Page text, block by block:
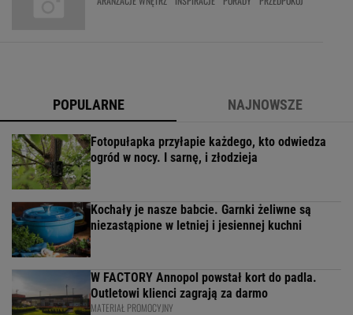
POPULARNE NAJNOWSZE
Fotopułapka przyłapie każdego, kto odwiedza
ogród w nocy. I sarnę, i złodzieja
Kochały je nasze babcie. Garnki żeliwne są
niezastąpione w letniej i jesiennej kuchni
W FACTORY Annopol powstał kort do padla.
Outletowi klienci zagrają za darmo
MATERIAŁ PROMOCYJNY